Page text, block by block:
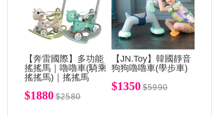
【奔雷國際】多功能
搖搖馬｜嚕嚕車(騎乘
搖搖馬)｜搖搖馬
$1880 $2580
【JN.Toy】韓國靜音
狗狗嚕嚕車(學步車)
$1350 $5990